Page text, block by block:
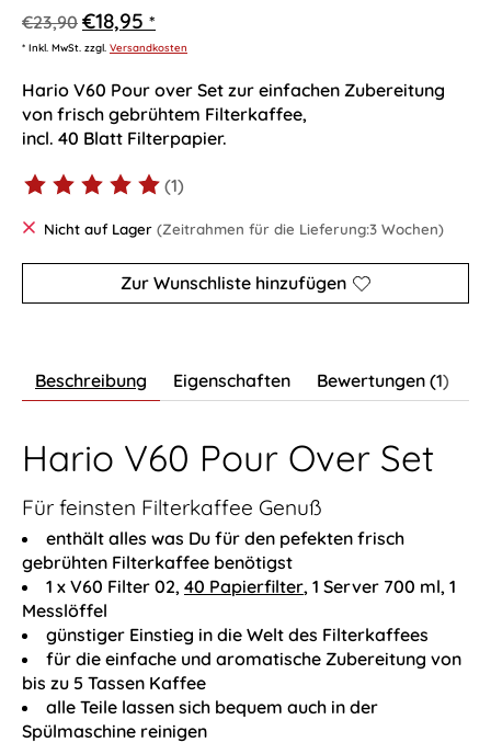
€23,90 €18,95 *
* Inkl. MwSt. zzgl. Versandkosten
Hario V60 Pour over Set zur einfachen Zubereitung
von frisch gebrühtem Filterkaffee,
incl. 40 Blatt Filterpapier.
Die Bewertung dieses Produkts ist
(1)
Nicht auf Lager (Zeitrahmen für die Lieferung:3 Wochen)
Zur Wunschliste hinzufügen
Beschreibung Eigenschaften Bewertungen (1)
Hario V60 Pour Over Set
Für feinsten Filterkaffee Genuß
enthält alles was Du für den pefekten frisch
gebrühten Filterkaffee benötigst
1 x V60 Filter 02, 40 Papierfilter, 1 Server 700 ml, 1
Messlöffel
günstiger Einstieg in die Welt des Filterkaffees
für die einfache und aromatische Zubereitung von
bis zu 5 Tassen Kaffee
alle Teile lassen sich bequem auch in der
Spülmaschine reinigen